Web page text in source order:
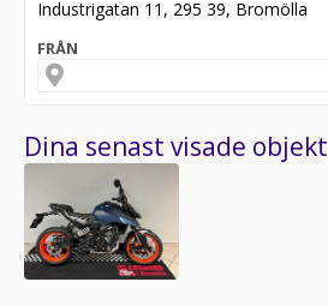
Industrigatan 11, 295 39, Bromölla
FRÅN
Dina senast visade objekt